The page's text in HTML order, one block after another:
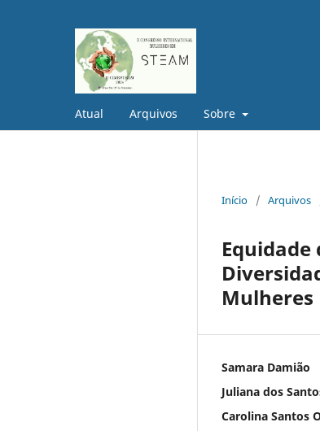
Atual Arquivos Sobre
Início / Arquivos
Mulheres
Samara Damião
Juliana dos
Carolina Santos